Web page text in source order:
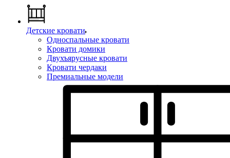
Детские кровати
Односпальные кровати
Кровати домики
Двухъярусные кровати
Кровати чердаки
Премиальные модели